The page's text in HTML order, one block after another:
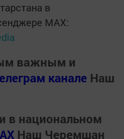
в
MАХ:
важным и
канале Наш
в национальном
Наш Черемшан